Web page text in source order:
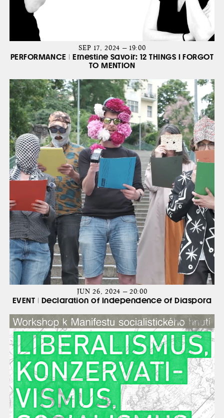
SEP 17, 2024 — 19:00
PERFORMANCE | Ernestine Savoir: 12 THINGS I FORGOT
TO MENTION
JUN 26, 2024 — 20:00
EVENT | Declaration of Independence of Diaspora